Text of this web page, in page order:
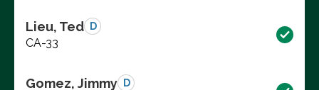
Lieu, Ted D
CA-33
Gomez, Jimmy D